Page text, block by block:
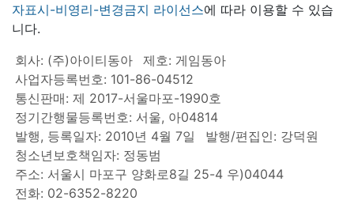
자표시-비영리-변경금지 라이선스에 따라 이용할 수 있습
니다.
회사: (주)아이티동아
제호: 게임동아
사업자등록번호: 101-86-04512
통신판매: 제 2017-서울마포-1990호
정기간행물등록번호: 서울, 아04814
발행, 등록일자: 2010년 4월 7일
발행/편집인: 강덕원
청소년보호책임자: 정동범
주소: 서울시 마포구 양화로8길 25-4 우)04044
전화: 02-6352-8220